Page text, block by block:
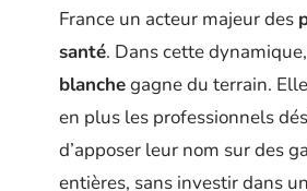
France un acteur majeur des
santé. Dans cette
blanchegagne du terrain.
en plus les professionnels
d’apposer leur nom sur des
entières, sans investir dans